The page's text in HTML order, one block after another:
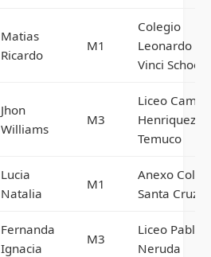
Matias
Ricardo
M1
Colegio
Leonardo Da
Vinci School
Jhon
Williams
M3
Liceo Camilo
Henriquez
Temuco
Lucia
Natalia
M1
Anexo
Santa Cruz
Fernanda
Ignacia
M3
Liceo Pablo
Neruda